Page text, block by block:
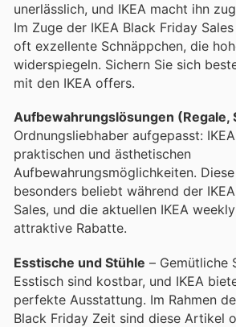
unerlässlich, und IKEA macht ihn
Im Zuge der IKEA Black Friday
oft exzellente Schnäppchen, die
widerspiegeln. Sichern Sie sich
mit den IKEA offers.
Aufbewahrungslösungen (Regale,
Ordnungsliebhaber aufgepasst:
praktischen und ästhetischen
Aufbewahrungsmöglichkeiten.
besonders beliebt während der
Sales, und die aktuellen IKEA
attraktive Rabatte.
Esstische und Stühle – Gemütliche
Esstisch sind kostbar, und IKEA
perfekte Ausstattung. Im Rahmen
Black Friday Zeit sind diese Artikel